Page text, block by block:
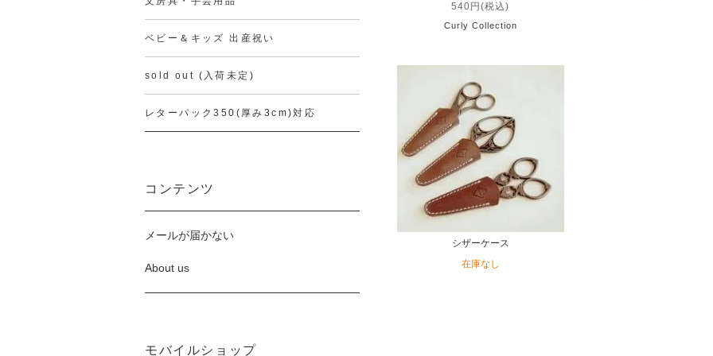
540円(税込)
Curly Collection
シザーケース
在庫なし
ベビー＆キッズ 出産祝い
sold out (入荷未定)
レターパック350(厚み3cm)対応
コンテンツ
メールが届かない
About us
モバイルショップ